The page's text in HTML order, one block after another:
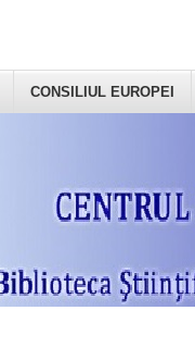
CONSILIUL EUROPEI